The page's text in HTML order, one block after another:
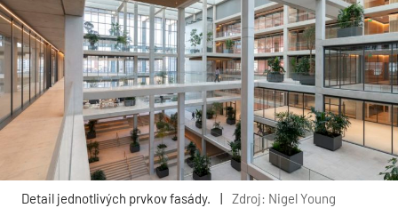
Detail jednotlivých prvkov fasády. Zdroj: Nigel Young